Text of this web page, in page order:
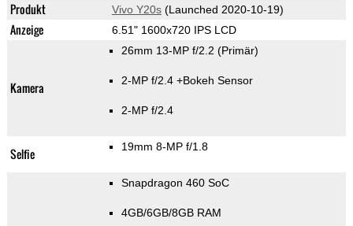
Produkt Vivo Y20s(Launched 2020-10-19)
Anzeige 6.51" 1600x720 IPS LCD
Kamera
26mm 13-MP f/2.2 (Primär)
2-MP f/2.4 +Bokeh Sensor
2-MP f/2.4
Selfie 19mm 8-MP f/1.8
Snapdragon 460 SoC
4GB/6GB/8GB RAM